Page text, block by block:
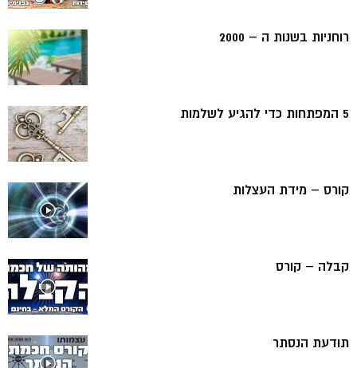
רוחניות בשנות ה – 2000
5 המפתחות כדי להגיע לשלמות
קורס – מידת העצלות
קבלה – קורס
תודעת הנסתר